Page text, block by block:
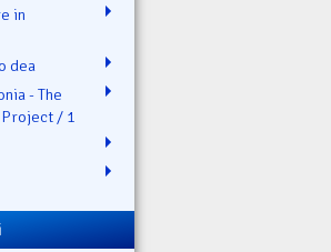
in
dea
- The
/ 1